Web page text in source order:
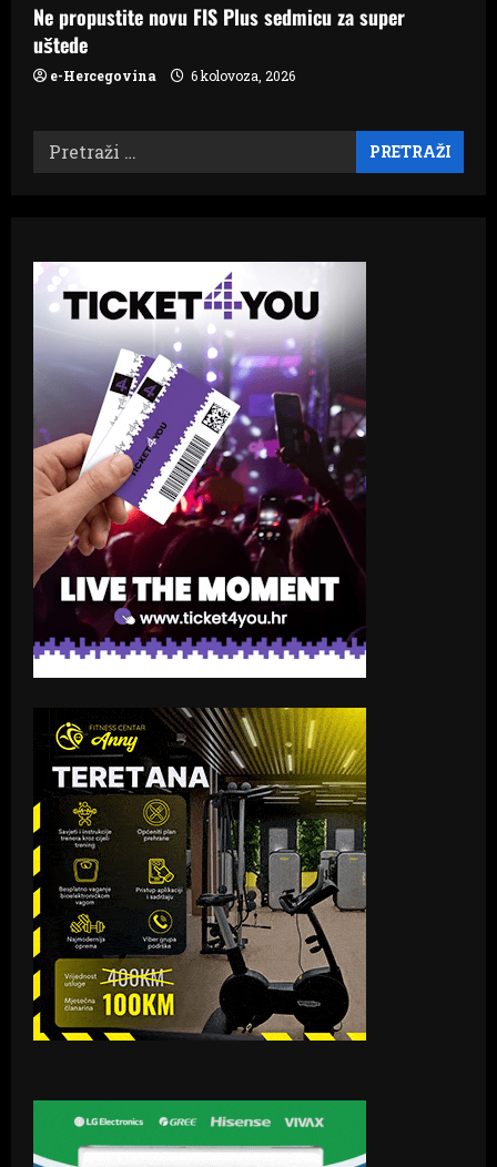
Ne propustite novu FIS Plus sedmicu za super
uštede
e-Hercegovina 6 kolovoza, 2026
Pretraži: